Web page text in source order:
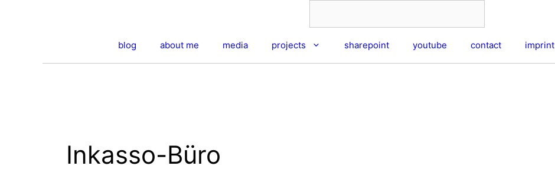
blog about me media projects sharepoint youtube contact imprint
Inkasso-Büro